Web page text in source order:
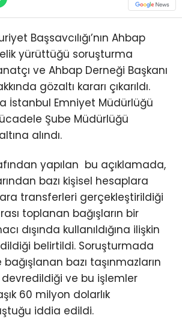
Başsavcılığı’nın Ahbap
yürüttüğü soruşturma
ve Ahbap Derneği Başkanı
gözaltı kararı çıkarıldı.
İstanbul Emniyet Müdürlüğü
Şube Müdürlüğü
alındı.
yapılan bu açıklamada,
bazı kişisel hesaplara
transferleri gerçekleştirildiği
toplanan bağışların bir
dışında kullanıldığına ilişkin
belirtildi. Soruşturmada
bazı taşınmazların
ve bu işlemler
60 milyon dolarlık
iddia edildi.